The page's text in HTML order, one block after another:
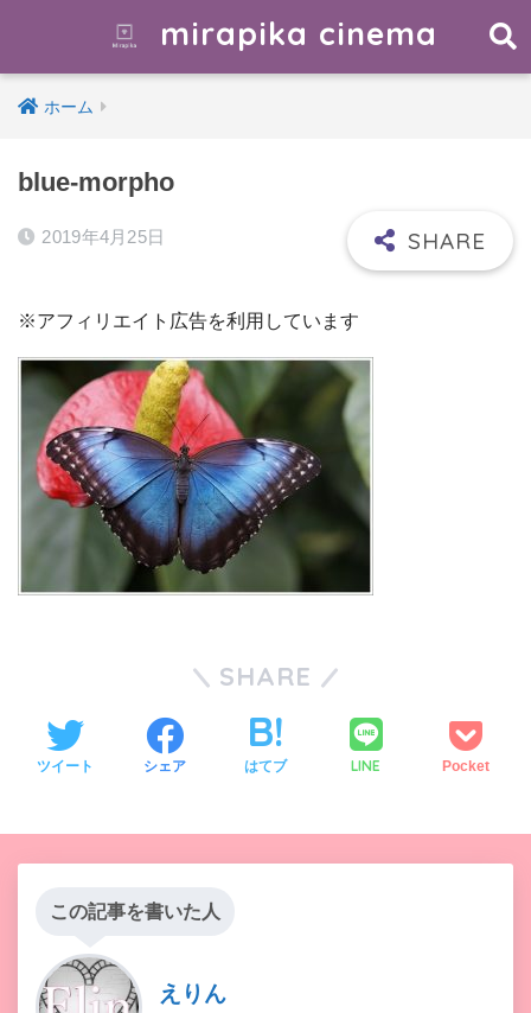
mirapika cinema
ホーム
blue-morpho
2019年4月25日
※アフィリエイト広告を利用しています
SHARE
ツイート シェア はてブ LINE Pocket
この記事を書いた人
えりん